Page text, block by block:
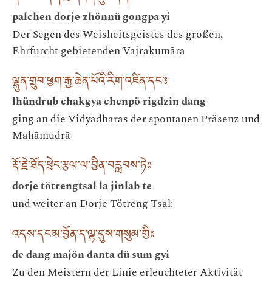
palchen dorje zhönnü gongpa yi
Der Segen des Weisheitsgeistes des großen,
Ehrfurcht gebietenden Vajrakumāra
ལྷུན་གྲུབ་ཕྱག་རྒྱ་ཆེན་པོའི་རིག་འཛིན་དང་༔
lhündrub chakgya chenpö rigdzin dang
ging an die Vidyādharas der spontanen Präsenz und
Mahāmudrā
རྡོ་རྗེ་ཐོད་ཕྲེང་རྩལ་ལ་བྱིན་བརླབས་ཏེ༔
dorje tötrengtsal la jinlab te
und weiter an Dorje Tötreng Tsal:
འདས་དང་མ་བྱོན་ད་ལྟ་དུས་གསུམ་གྱི༔
de dang majön danta dü sum gyi
Zu den Meistern der Linie erleuchteter Aktivität